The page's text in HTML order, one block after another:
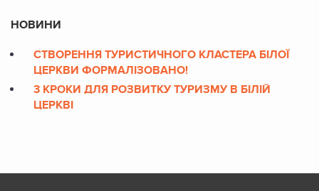
НОВИНИ
СТВОРЕННЯ ТУРИСТИЧНОГО КЛАСТЕРА БІЛОЇ
ЦЕРКВИ ФОРМАЛІЗОВАНО!
3 КРОКИ ДЛЯ РОЗВИТКУ ТУРИЗМУ В БІЛІЙ
ЦЕРКВІ